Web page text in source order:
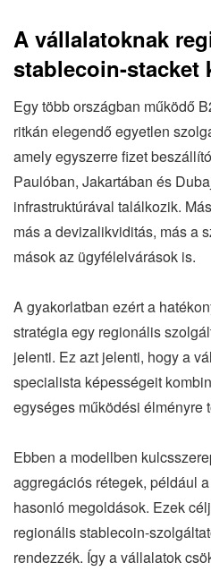
A vállalatoknak
stablecoin-stacket
Egy több országban működő
ritkán elegendő egyetlen
amely egyszerre fizet
Paulóban, Jakartában és
infrastruktúrával találkozik.
más a devizalikviditás, más a
mások az ügyfélelvárások is.
A gyakorlatban ezért a
stratégia egy regionális
jelenti. Ez azt jelenti, hogy a
specialista képességeit
egységes működési élményre
Ebben a modellben
aggregációs rétegek, például
hasonló megoldások. Ezek
regionális stablecoin-
rendezzék. Így a vállalatok